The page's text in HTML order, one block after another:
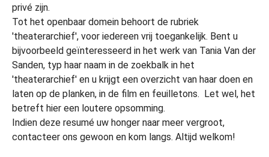
privé zijn.
Tot het openbaar domein behoort de rubriek
'theaterarchief', voor iedereen vrij toegankelijk. Bent u
bijvoorbeeld geïnteresseerd in het werk van Tania Van der
Sanden, typ haar naam in de zoekbalk in het
'theaterarchief' en u krijgt een overzicht van haar doen en
laten op de planken, in de film en feuilletons. Let wel, het
betreft hier een loutere opsomming.
Indien deze resumé uw honger naar meer vergroot,
contacteer ons gewoon en kom langs. Altijd welkom!